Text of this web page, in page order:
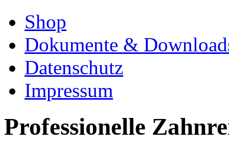
Shop
Dokumente &
Datenschutz
Impressum
Professionelle